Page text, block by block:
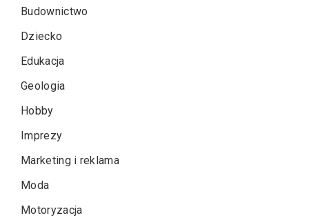
Budownictwo
Dziecko
Edukacja
Geologia
Hobby
Imprezy
Marketing i reklama
Moda
Motoryzacja